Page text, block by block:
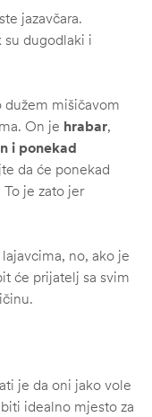
jazavčara.
su dugodlaki i
dužem mišičavom
On je hrabar,
i ponekad
da će ponekad
je zato jer
no, ako je
će prijatelj sa svim
je da oni jako vole
idealno mjesto za